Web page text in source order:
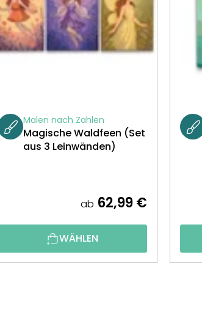
Malen nach Zahlen
Magische Waldfeen (Set
aus 3 Leinwänden)
ab 62,99 €
WÄHLEN